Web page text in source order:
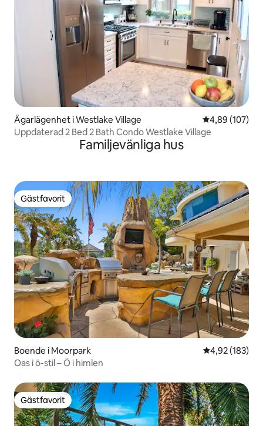
Ägarlägenhet i Westlake Village 4,89 av 5 i
4,89 (107)
Uppdaterad 2 Bed 2 Bath Condo Westlake Village
Familjevänliga hus
Gästfavorit
Gästfavorit
Boende i Moorpark 4,92 av 5 i
4,92 (183)
Oas i ö-stil – Ö i himlen
Gästfavorit
Gästfavorit